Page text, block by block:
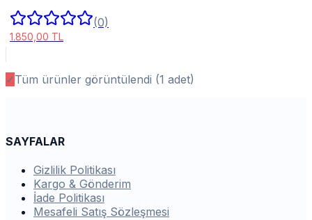
(0)
1.850,00 TL
✓Tüm ürünler görüntülendi (1 adet)
SAYFALAR
Gizlilik Politikası
Kargo & Gönderim
İade Politikası
Mesafeli Satış Sözleşmesi